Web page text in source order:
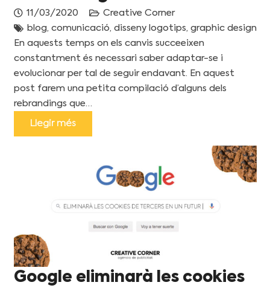
11/03/2020
Creative Corner
blog, comunicació, disseny logotips, graphic design
En aquests temps on els canvis succeeixen
constantment és necessari saber adaptar-se i
evolucionar per tal de seguir endavant. En aquest
post farem una petita compilació d’alguns dels
rebrandings que…
Llegir més
Google eliminarà les cookies